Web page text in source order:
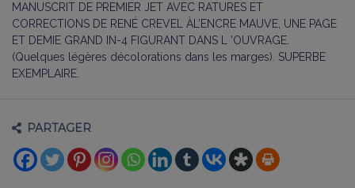
MANUSCRIT DE PREMIER JET AVEC RATURES ET
CORRECTIONS DE RENÉ CREVEL ÀL ’ENCRE MAUVE UNE PAGE
ET DEMIE GRAND IN-4 FIGURANT DANS L ’OUVRAGE
(Quelques légères décolorations dans les marges). SUPERBE
EXEMPLAIRE
PARTAGER